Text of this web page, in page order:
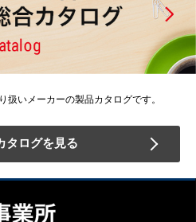
扱いメーカーの製品カタログです。
タログを見る